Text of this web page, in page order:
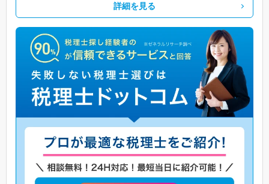
詳細を見る